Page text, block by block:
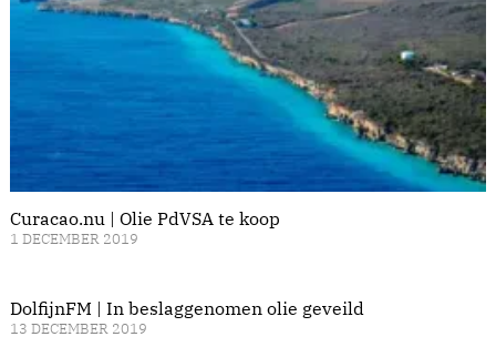
Curacao.nu | Olie PdVSA te koop
1 DECEMBER 2019
DolfijnFM | In beslaggenomen olie geveild
13 DECEMBER 2019